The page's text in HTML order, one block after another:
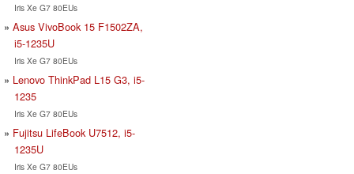
Iris Xe G7 80EUs
Asus VivoBook 15 F1502ZA,
i5-1235U
Iris Xe G7 80EUs
Lenovo ThinkPad L15 G3, i5-
1235
Iris Xe G7 80EUs
Fujitsu LifeBook U7512, i5-
1235U
Iris Xe G7 80EUs